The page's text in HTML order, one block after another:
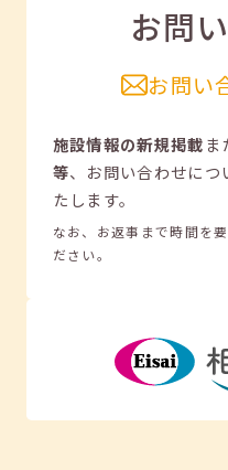
お問
お問い
施設情報の新規掲載ま
等、 お問い合わせに
たします。
なお、お返事まで時間を
ださい。